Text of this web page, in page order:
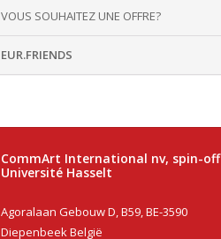
VOUS SOUHAITEZ UNE OFFRE?
EUR.FRIENDS
CommArt International nv, spin-off
Université Hasselt
Agoralaan Gebouw D, B59, BE-3590
Diepenbeek België